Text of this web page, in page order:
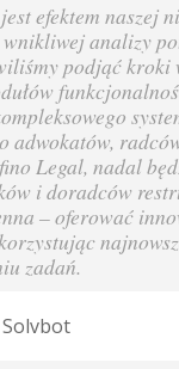
efektem
analizy
podjąć
adwokatów,
Legal, nadal
i doradców
– oferować
zadań.
Solvbot